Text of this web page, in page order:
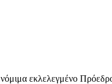
εκλελεγμένο